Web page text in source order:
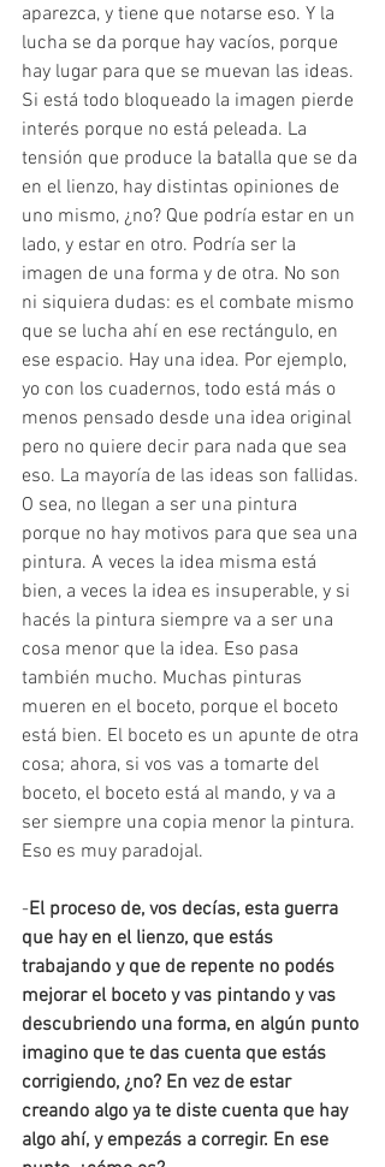
aparezca, y tiene que notarse eso. Y la
lucha se da porque hay vacíos, porque
hay lugar para que se muevan las ideas.
Si está todo bloqueado la imagen pierde
interés porque no está peleada. La
tensión que produce la batalla que se da
en el lienzo, hay distintas opiniones de
uno mismo, ¿no? Que podría estar en un
lado, y estar en otro. Podría ser la
imagen de una forma y de otra. No son
ni siquiera dudas: es el combate mismo
que se lucha ahí en ese rectángulo, en
ese espacio. Hay una idea. Por ejemplo,
yo con los cuadernos, todo está más o
menos pensado desde una idea original
pero no quiere decir para nada que sea
eso. La mayoría de las ideas son fallidas.
O sea, no llegan a ser una pintura
porque no hay motivos para que sea una
pintura. A veces la idea misma está
bien, a veces la idea es insuperable, y si
hacés la pintura siempre va a ser una
cosa menor que la idea. Eso pasa
también mucho. Muchas pinturas
mueren en el boceto, porque el boceto
está bien. El boceto es un apunte de otra
cosa; ahora, si vos vas a tomarte del
boceto, el boceto está al mando, y va a
ser siempre una copia menor la pintura.
Eso es muy paradojal.
-El proceso de, vos decías, esta guerra
que hay en el lienzo, que estás
trabajando y que de repente no podés
mejorar el boceto y vas pintando y vas
descubriendo una forma, en algún punto
imagino que te das cuenta que estás
corrigiendo, ¿no? En vez de estar
creando algo ya te diste cuenta que hay
algo ahí, y empezás a corregir. En ese